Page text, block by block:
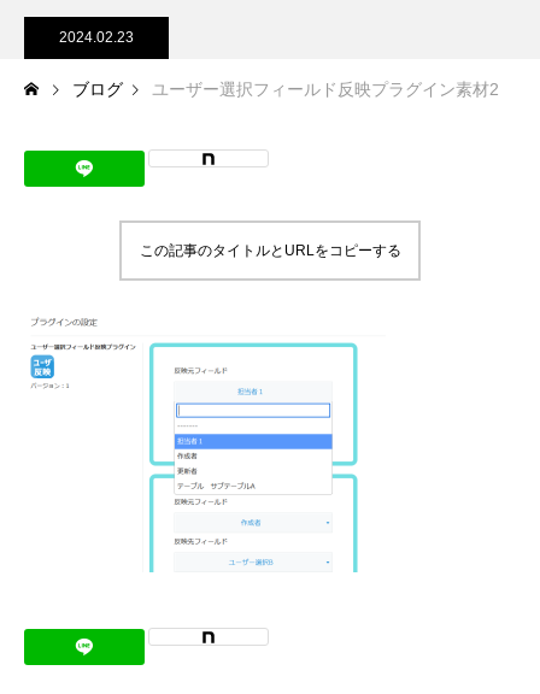
PluginAdaptiX Service Guide
HP/EC/Design/Logo
制作実績
COMPANY 会社を知る
わたしたちの仕事
インタビュー
2024.02.23
ブログ ユーザー選択フィールド反映プラグイン素材2
この記事のタイトルとURLをコピーする